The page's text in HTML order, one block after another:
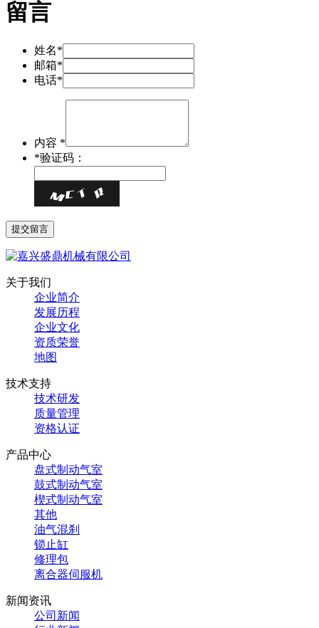
留言
姓名*
邮箱*
电话*
内容 *
*验证码：
关于我们
企业简介
发展历程
企业文化
资质荣誉
地图
技术支持
技术研发
质量管理
资格认证
产品中心
盘式制动气室
鼓式制动气室
楔式制动气室
其他
油气混刹
锁止缸
修理包
离合器伺服机
新闻资讯
公司新闻